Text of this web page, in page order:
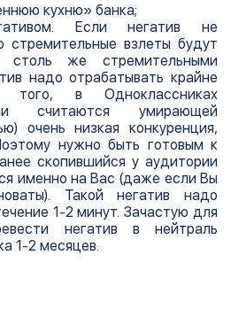
кухню» банка;
Если негатив не
стремительные взлеты будут
столь же стремительными
надо отрабатывать крайне
того, в Одноклассниках
считаются умирающей
очень низкая конкуренция,
нужно быть готовым к
скопившийся у аудитории
именно на Вас (даже если Вы
Такой негатив надо
1-2 минут. Зачастую для
негатив в нейтраль
1-2 месяцев.